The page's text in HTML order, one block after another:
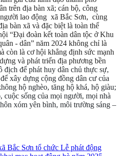
trên địa bàn xã; cán bộ, công
lao động xã Bắc Sơn, cùng
bàn xã và đặc biệt là toàn thể
“Đại đoàn kết toàn dân tộc ở Khu
- dân” năm 2024 không chỉ là
còn là cơ hội khẳng định sức mạnh
và phát triển địa phương bền
địch để phát huy dân chủ thực sự,
xây dựng cộng đồng dân cư của
hộ nghèo, tăng hộ khá, hộ giàu;
cuộc sống của mọi người, mọi nhà
xóm yên bình, môi trường sáng –